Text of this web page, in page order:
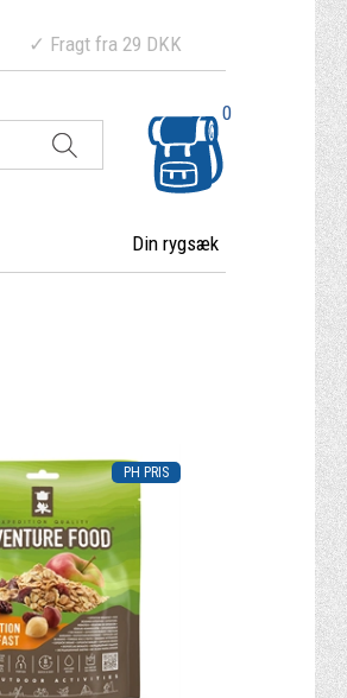
fra 29 DKK
Din rygsæk
0